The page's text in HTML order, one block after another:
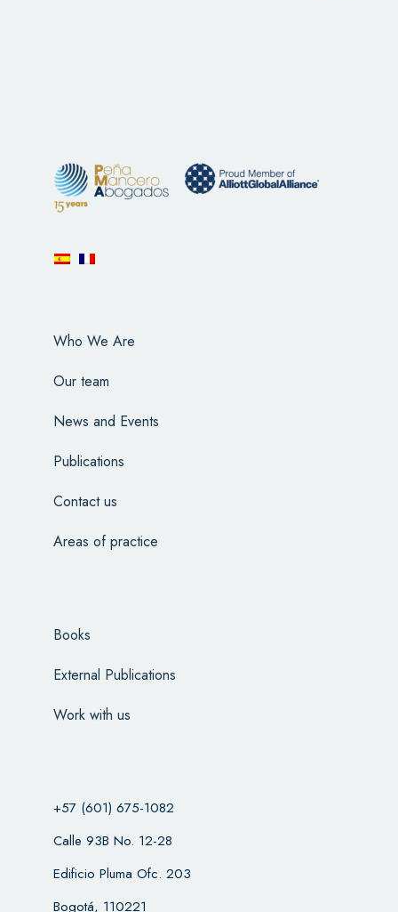
Who We Are
Our team
News and Events
Publications
Contact us
Areas of practice
Books
External Publications
Work with us
+57 (601) 675-1082
Calle 93B No. 12-28
Edificio Pluma Ofc. 203
Bogotá, 110221